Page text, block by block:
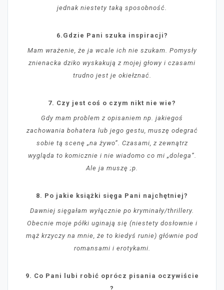
jednak niestety taką sposobność.
6.Gdzie Pani szuka inspiracji?
Mam wrażenie, że ja wcale ich nie szukam. Pomysły
znienacka dziko wyskakują z mojej głowy i czasami
trudno jest je okiełznać.
7. Czy jest coś o czym nikt nie wie?
Gdy mam problem z opisaniem np. jakiegoś
zachowania bohatera lub jego gestu, muszę odegrać
sobie tą scenę „na żywo”. Czasami, z zewnątrz
wygląda to komicznie i nie wiadomo co mi „dolega”.
Ale ja muszę ;p.
8. Po jakie książki sięga Pani najchętniej?
Dawniej sięgałam wyłącznie po kryminały/thrillery.
Obecnie moje półki uginają się (niestety dosłownie i
mąż krzyczy na mnie, że to kiedyś runie) głównie pod
romansami i erotykami.
9. Co Pani lubi robić oprócz pisania oczywiście
?